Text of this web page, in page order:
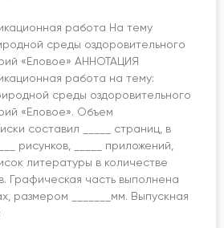
работа На тему
среды оздоровительного
«Еловое» АННОТАЦИЯ
работа на тему:
среды оздоровительного
«Еловое». Объем
составил _____ страниц, в
рисунков, _____ приложений,
литературы в количестве
Графическая часть выполнена
размером _______мм. Выпускная